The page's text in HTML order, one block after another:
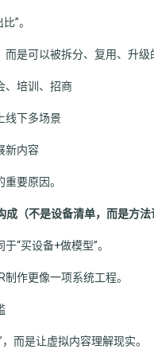
”。
是可以被拆分、复用、升级
、培训、招商
线下多场景
新内容
要原因。
（不是设备清单，而是方法
“买设备+做模型”。
作更像一项系统工程。
而是让虚拟内容理解现实。